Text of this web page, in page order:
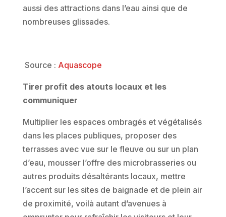
aussi des attractions dans l’eau ainsi que de
nombreuses glissades.
Source : Aquascope
Tirer profit des atouts locaux et les
communiquer
Multiplier les espaces ombragés et végétalisés
dans les places publiques, proposer des
terrasses avec vue sur le fleuve ou sur un plan
d’eau, mousser l’offre des microbrasseries ou
autres produits désaltérants locaux, mettre
l’accent sur les sites de baignade et de plein air
de proximité, voilà autant d’avenues à